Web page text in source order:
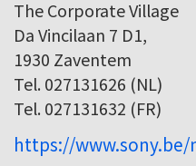
The Corporate Village
Da Vincilaan 7 D1,
1930 Zaventem
Tel. 027131626 (NL)
Tel. 027131632 (FR)
https://